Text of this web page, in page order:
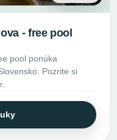
- free pool
pool ponúka
Pozrite si